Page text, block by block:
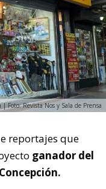
Foto: Revista Nos y Sala de Prensa
reportajes que
ganador del